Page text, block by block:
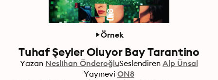
Örnek
Tuhaf Şeyler Oluyor Bay Tarantino
Yazan Neslihan ÖnderoğluSeslendiren Alp Ünsal
Yayınevi ON8